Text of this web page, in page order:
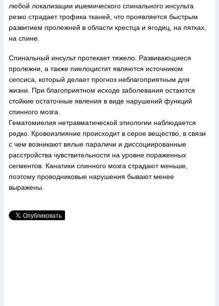
любой локализации ишемического спинального инсульта
резко страдает трофика тканей, что проявляется быстрым
развитием пролежней в области крестца и ягодиц, на пятках,
на спине.
Спинальный инсульт протекает тяжело. Развивающиеся
пролежни, а также пиелоцистит являются источником
сепсиса, который делает прогноз неблагоприятным для
жизни. При благоприятном исходе заболевания остаются
стойкие остаточные явления в виде нарушений функций
спинного мозга.
Гематомиелия нетравматической этиологии наблюдается
редко. Кровоизлияние происходит в серое вещество, в связи
с чем возникают вялые параличи и диссоциированные
расстройства чувствительности на уровне пораженных
сегментов. Канатики спинного мозга страдают меньше,
поэтому проводниковые нарушения бывают менее
выражены.